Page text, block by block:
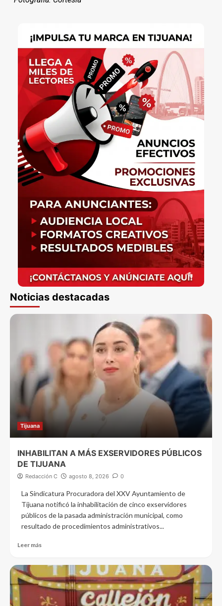
Noticias destacadas
Tijuana
INHABILITAN A MÁS EXSERVIDORES PÚBLICOS
DE TIJUANA
Redacción C agosto 8, 2026 0
La Sindicatura Procuradora del XXV Ayuntamiento de
Tijuana notificó la inhabilitación de cinco exservidores
públicos de la pasada administración municipal, como
resultado de procedimientos administrativos...
Leer más